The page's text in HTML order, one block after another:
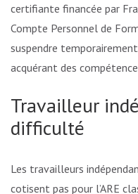
certifiante financée par
Compte Personnel de
suspendre
acquérant des
Travailleur
difficulté
Les travailleurs
cotisent pas pour l’ARE